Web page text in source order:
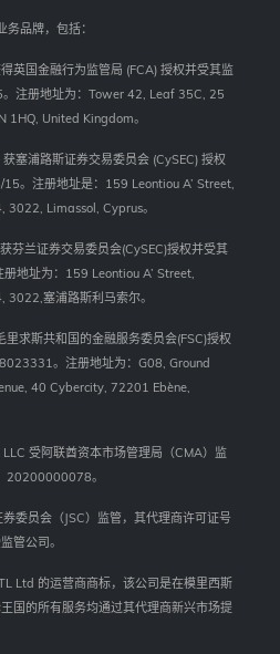
品牌，包括：
英国金融行为监管局 (FCA) 授权并受其监
注册地址为：Tower 42, Leaf 35C, 25
1HQ, United Kingdom。
塞浦路斯证券交易委员会 (CySEC) 授权
。注册地址是：159 Leontiou A’ Street,
Limassol, Cyprus。
芬兰证券交易委员会(CySEC)授权并受其
地址为：159 Leontiou A’ Street,
塞浦路斯利马索尔。
求斯共和国的金融服务委员会(FSC)授权
。注册地址为：G08, Ground
40 Cybercity, 72201 Ebène,
受阿联酋资本市场管理局（CMA）监
20200000078。
委员会（JSC）监管，其代理商许可证号
管公司。
Ltd 的运营商商标，该公司是在模里西斯
国的所有服务均通过其代理商新兴市场提